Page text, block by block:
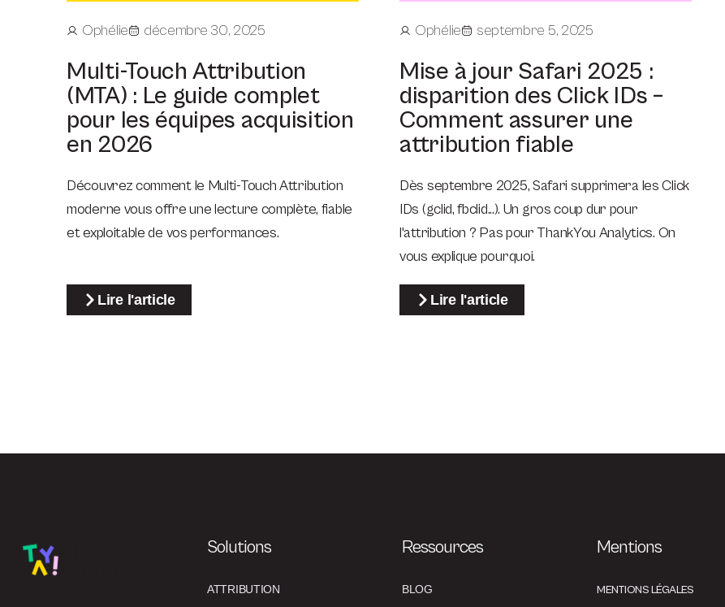
Ophélie décembre 30, 2025
Multi-Touch Attribution
(MTA) : Le guide complet
pour les équipes acquisition
en 2026
Découvrez comment le Multi-Touch Attribution
moderne vous offre une lecture complète, fiable
et exploitable de vos performances.
Lire l'article
Ophélie septembre 5, 2025
Mise à jour Safari 2025 :
disparition des Click IDs –
Comment assurer une
attribution fiable
Dès septembre 2025, Safari supprimera les Click
IDs (gclid, fbclid...). Un gros coup dur pour
l'attribution ? Pas pour ThankYou Analytics. On
vous explique pourquoi.
Lire l'article
Solutions
ATTRIBUTION
Ressources
BLOG
Mentions
MENTIONS LÉGALES